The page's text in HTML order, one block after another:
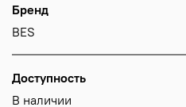
Бренд
BES
Доступность
В наличии